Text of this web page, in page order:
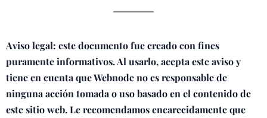
Aviso legal: este documento fue creado con fines
puramente informativos. Al usarlo, acepta este aviso y
tiene en cuenta que Webnode no es responsable de
ninguna acción tomada o uso basado en el contenido de
este sitio web. Le recomendamos encarecidamente que